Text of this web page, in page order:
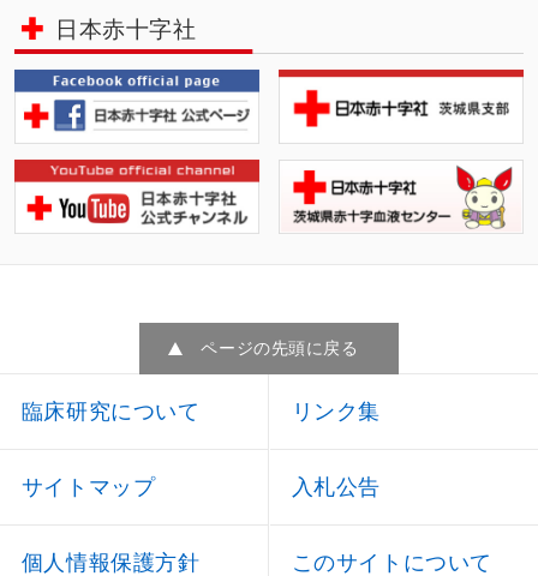
日本赤十字社
ページの先頭に戻る
臨床研究について リンク集
サイトマップ 入札公告
個人情報保護方針 このサイトについて